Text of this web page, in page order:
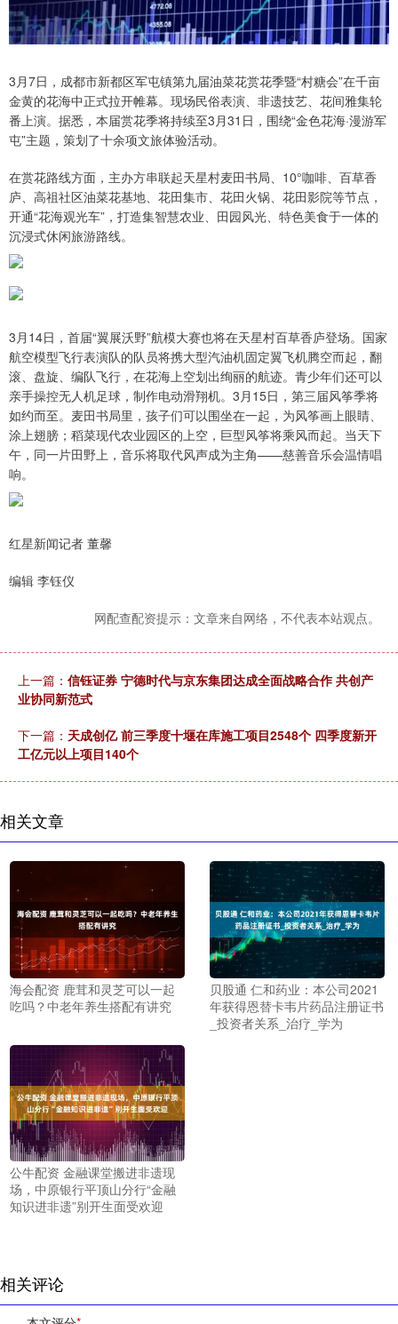
3月7日，成都市新都区军屯镇第九届油菜花赏花季暨“村糖会”在千亩
金黄的花海中正式拉开帷幕。现场民俗表演、非遗技艺、花间雅集轮
番上演。据悉，本届赏花季将持续至3月31日，围绕“金色花海·漫游军
屯”主题，策划了十余项文旅体验活动。
在赏花路线方面，主办方串联起天星村麦田书局、10°咖啡、百草香
庐、高祖社区油菜花基地、花田集市、花田火锅、花田影院等节点，
开通“花海观光车”，打造集智慧农业、田园风光、特色美食于一体的
沉浸式休闲旅游路线。
3月14日，首届“翼展沃野”航模大赛也将在天星村百草香庐登场。国家
航空模型飞行表演队的队员将携大型汽油机固定翼飞机腾空而起，翻
滚、盘旋、编队飞行，在花海上空划出绚丽的航迹。青少年们还可以
亲手操控无人机足球，制作电动滑翔机。3月15日，第三届风筝季将
如约而至。麦田书局里，孩子们可以围坐在一起，为风筝画上眼睛、
涂上翅膀；稻菜现代农业园区的上空，巨型风筝将乘风而起。当天下
午，同一片田野上，音乐将取代风声成为主角——慈善音乐会温情唱
响。
红星新闻记者 董馨
编辑 李钰仪
网配查配资提示：文章来自网络，不代表本站观点。
上一篇： 信钰证券 宁德时代与京东集团达成全面战略合作 共创产
业协同新范式
下一篇： 天成创亿 前三季度十堰在库施工项目2548个 四季度新开
工亿元以上项目140个
相关文章
海会配资 鹿茸和灵芝可以一起
吃吗？中老年养生搭配有讲究
贝股通 仁和药业：本公司2021
年获得恩替卡韦片药品注册证书
_投资者关系_治疗_学为
公牛配资 金融课堂搬进非遗现
场，中原银行平顶山分行“金融
知识进非遗”别开生面受欢迎
相关评论